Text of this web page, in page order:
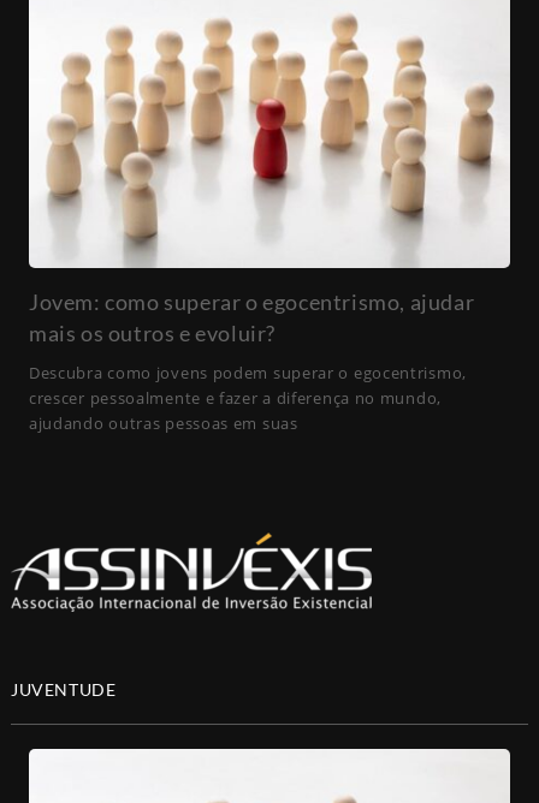
Jovem: como superar o egocentrismo, ajudar
mais os outros e evoluir?
Descubra como jovens podem superar o egocentrismo,
crescer pessoalmente e fazer a diferença no mundo,
ajudando outras pessoas em suas
JUVENTUDE